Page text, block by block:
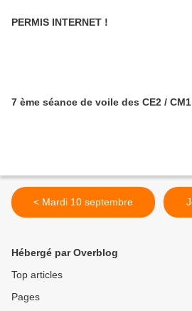
PERMIS INTERNET !
7 ème séance de voile des CE2 / CM1
< Mardi 10 septembre
Hébergé par Overblog
Top articles
Pages